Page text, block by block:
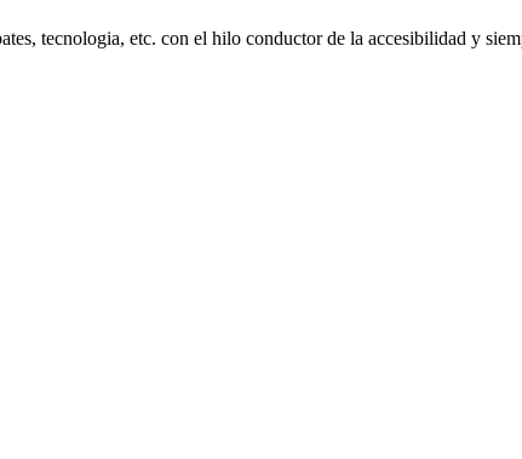
tecnologia, etc. con el hilo conductor de la accesibilidad y